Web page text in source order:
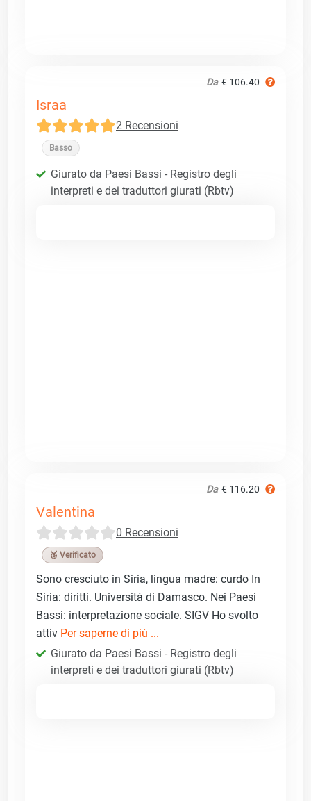
Da € 106.40
Israa
2 Recensioni
Basso
Giurato da Paesi Bassi - Registro degli
interpreti e dei traduttori giurati (Rbtv)
Da € 116.20
Valentina
0 Recensioni
🥉 Verificato
Sono cresciuto in Siria, lingua madre: curdo In
Siria: diritti. Università di Damasco. Nei Paesi
Bassi: interpretazione sociale. SIGV Ho svolto
attiv Per saperne di più ...
Giurato da Paesi Bassi - Registro degli
interpreti e dei traduttori giurati (Rbtv)